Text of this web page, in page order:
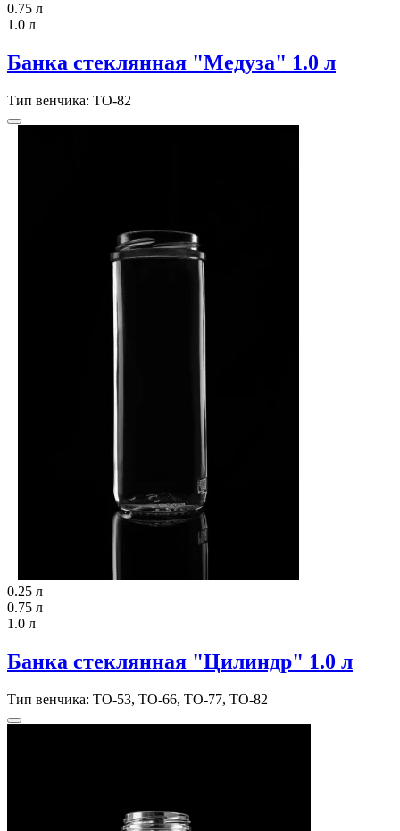
0.75 л
1.0 л
Банка стеклянная "Медуза" 1.0 л
Тип венчика: ТО-82
0.25 л
0.75 л
1.0 л
Банка стеклянная "Цилиндр" 1.0 л
Тип венчика: ТО-53, ТО-66, ТО-77, ТО-82